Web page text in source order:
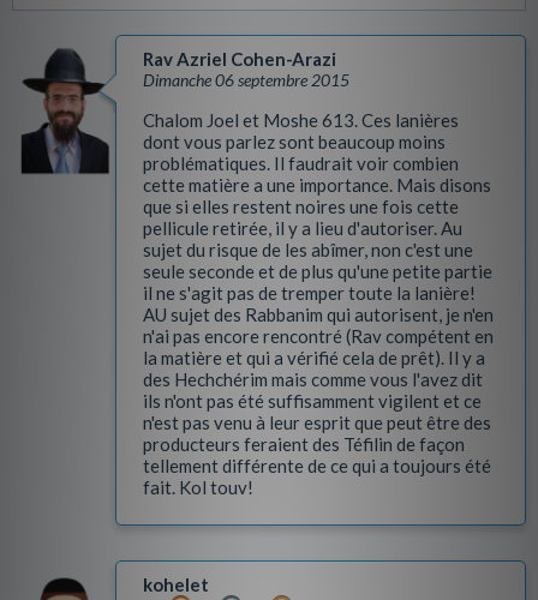
Rav Azriel Cohen-Arazi
Dimanche 06 septembre 2015
Chalom Joel et Moshe 613. Ces lanières
dont vous parlez sont beaucoup moins
problématiques. Il faudrait voir combien
cette matière a une importance. Mais disons
que si elles restent noires une fois cette
pellicule retirée, il y a lieu d'autoriser. Au
sujet du risque de les abîmer, non c'est une
seule seconde et de plus qu'une petite partie
il ne s'agit pas de tremper toute la lanière!
AU sujet des Rabbanim qui autorisent, je n'en
n'ai pas encore rencontré (Rav compétent en
la matière et qui a vérifié cela de prêt). Il y a
des Hechchérim mais comme vous l'avez dit
ils n'ont pas été suffisamment vigilent et ce
n'est pas venu à leur esprit que peut être des
producteurs feraient des Téfilin de façon
tellement différente de ce qui a toujours été
fait. Kol touv!
kohelet